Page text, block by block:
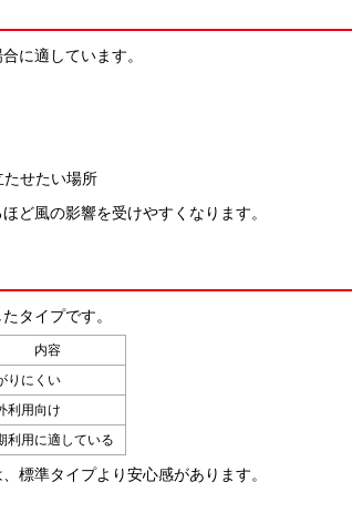
に適しています。
せたい場所
ど風の影響を受けやすくなります。
タイプです。
内容
りにくい
利用向け
利用に適している
標準タイプより安心感があります。